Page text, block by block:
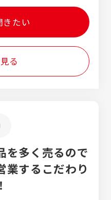
EV/HV向けECU(モータ
）・各種ECU） ■産業設備
ア開発（ロボット、工
トリーオートメーショ
御設計・評価 ■組込機器
および各種ソフトウェ
ィターミナル用業務ア
トウェア開発（C#・
） ◆大手半導体メーカー
わる生産管理システム開
◆大手自動車部品メーカ
伺った上で、適切な案件
ます。 ▼下記のいずれか
▼ ・マネジメント/リー
ロジェクトにおける仕
本設計～システムテスト
設計記法の経験者尚
ての知識 ・
きたい
る
を多く売るので
業するこだわり